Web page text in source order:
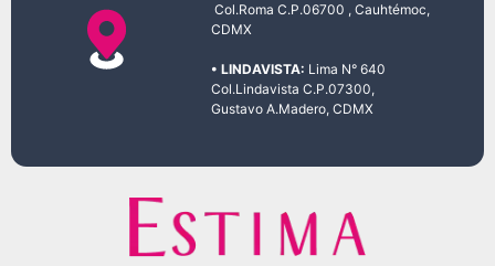
Col.Roma C.P.06700 , Cauhtémoc,
CDMX
• LINDAVISTA: Lima N° 640
Col.Lindavista C.P.07300,
Gustavo A.Madero, CDMX